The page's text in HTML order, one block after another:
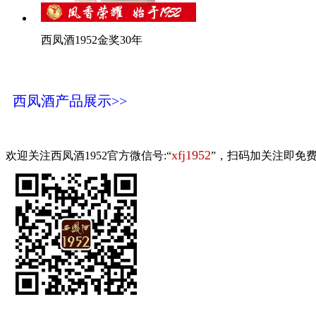
西凤酒1952金奖30年
西凤酒产品展示>>
欢迎关注西凤酒1952官方微信号:“xfj1952”，扫码加关注即免